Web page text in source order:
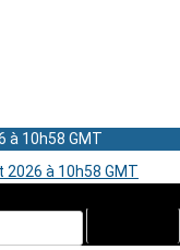
2026 à 10h58 GMT
à 10h58 GMT